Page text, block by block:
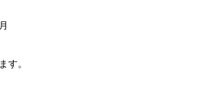
す。